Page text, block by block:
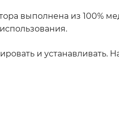
выполнена из 100%
и устанавливать.